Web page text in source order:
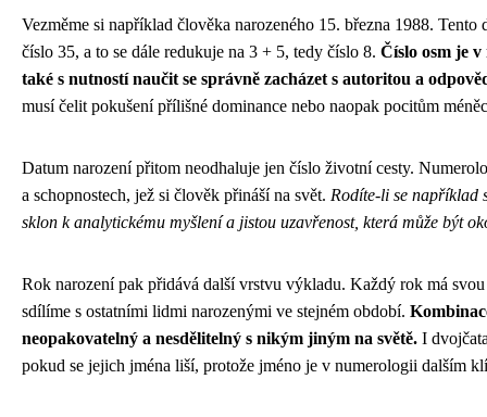
Vezměme si například člověka narozeného 15. března 1988.
číslo 35, a to se dále redukuje na 3 + 5, tedy číslo 8. Číslo osm je
také s nutností naučit se správně zacházet s autoritou a
musí čelit pokušení přílišné dominance nebo naopak pocitům
Datum narození přitom neodhaluje jen číslo životní cesty.
a schopnostech, jež si člověk přináší na svět. Rodíte-li se například
sklon k analytickému myšlení a jistou uzavřenost, která může být
Rok narození pak přidává další vrstvu výkladu. Každý rok má
sdílíme s ostatními lidmi narozenými ve stejném období.
neopakovatelný a nesdělitelný s nikým jiným na světě. I
pokud se jejich jména liší, protože jméno je v numerologii dalším